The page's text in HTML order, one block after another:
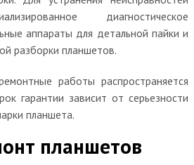
диагностическое
аппараты для детальной пайки и
разборки планшетов.
работы распространяется
гарантии зависит от серьезности
планшета.
планшетов